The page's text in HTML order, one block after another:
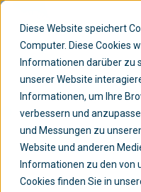
Diese Website speichert
Computer. Diese Cookies
Informationen darüber zu
unserer Website
Informationen, um Ihre
verbessern und
und Messungen zu
Website und anderen
Informationen zu den von
Cookies finden Sie in